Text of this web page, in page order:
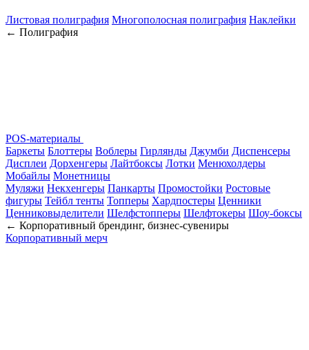
Листовая полиграфия Многополосная полиграфия Наклейки
← Полиграфия
POS-материалы
Баркеты Блоттеры Воблеры Гирлянды Джумби Диспенсеры
Дисплеи Дорхенгеры Лайтбоксы Лотки Менюхолдеры
Мобайлы Монетницы
Муляжи Некхенгеры Панкарты Промостойки Ростовые
фигуры Тейбл тенты Топперы Хардпостеры Ценники
Ценниковыделители Шелфстопперы Шелфтокеры Шоу-боксы
← Корпоративный брендинг, бизнес-сувениры
Корпоративный мерч